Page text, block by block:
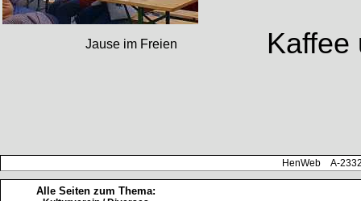
Jause im Freien Kaffee
HenWeb A-
Alle Seiten zum Thema: